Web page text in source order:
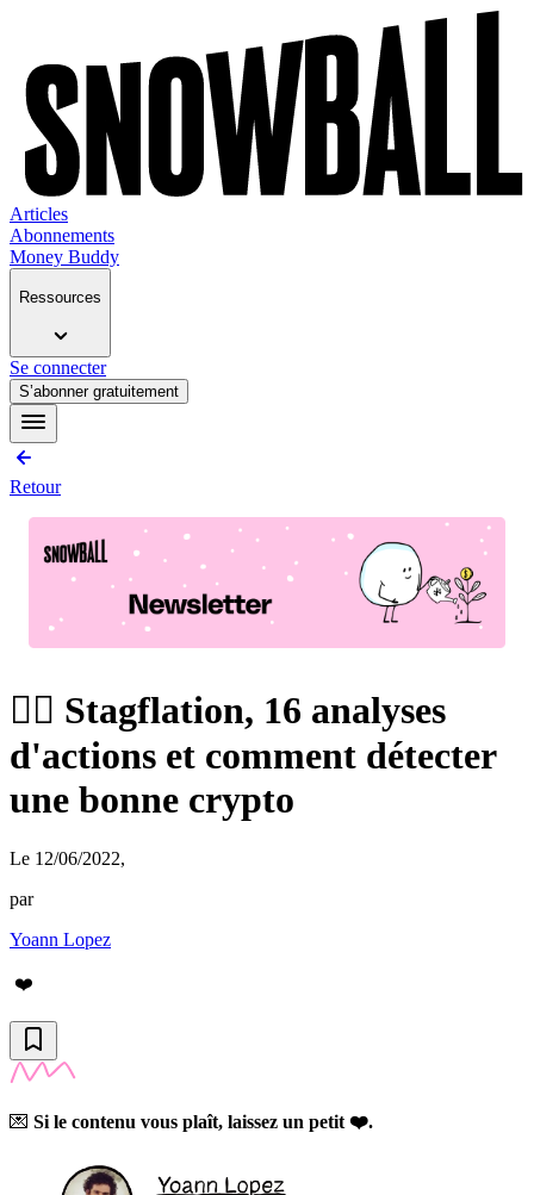
Articles
Abonnements
Money Buddy
Ressources
Se connecter
S’abonner gratuitement
Retour
🧟‍♂️ Stagflation, 16 analyses
d'actions et comment détecter
une bonne crypto
Le 12/06/2022,
par
Yoann Lopez
❤️
💌 Si le contenu vous plaît, laissez un petit ❤️.